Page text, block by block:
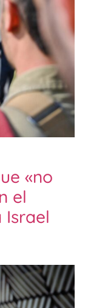
«no
el
Israel